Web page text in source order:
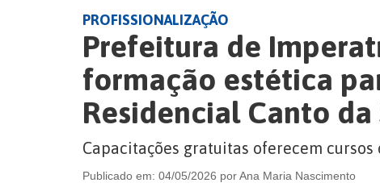
PROFISSIONALIZAÇÃO
Prefeitura de
formação estética
Residencial Canto da
Capacitações gratuitas oferecem
Publicado em: 04/05/2026 por Ana Maria Nascimento